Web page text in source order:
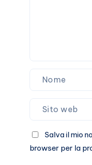
Salva il mio
browser per la